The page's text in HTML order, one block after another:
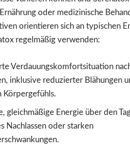
oder medizinische
orientieren sich an typischen
regelmäßig verwenden:
Verdauungskomfortsituation
inklusive reduzierter Blähungen
Körpergefühls.
gleichmäßige Energie über den
Nachlassen oder starken